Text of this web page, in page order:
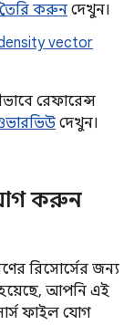
করুনদেখুন।
vector
রেফারেন্স
দেখুন।
করুন
রিসোর্সের জন্য
হয়েছে, আপনি এই
ফাইল যোগ